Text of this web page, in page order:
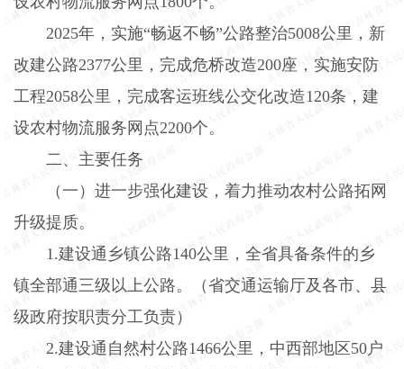
2025年，实施“畅返不畅”公路整治5008公里，新
改建公路2377公里，完成危桥改造200座，实施安防
工程2058公里，完成客运班线公交化改造120条，建
设农村物流服务网点2200个。
二、主要任务
（一）进一步强化建设，着力推动农村公路拓网
升级提质。
1.建设通乡镇公路140公里，全省具备条件的乡
镇全部通三级以上公路。（省交通运输厅及各市、县
级政府按职责分工负责）
2.建设通自然村公路1466公里，中西部地区50 户